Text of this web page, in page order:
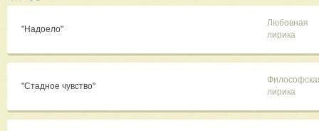
"Надоело"
Любовная
лирика
"Стадное чувство"
лирика